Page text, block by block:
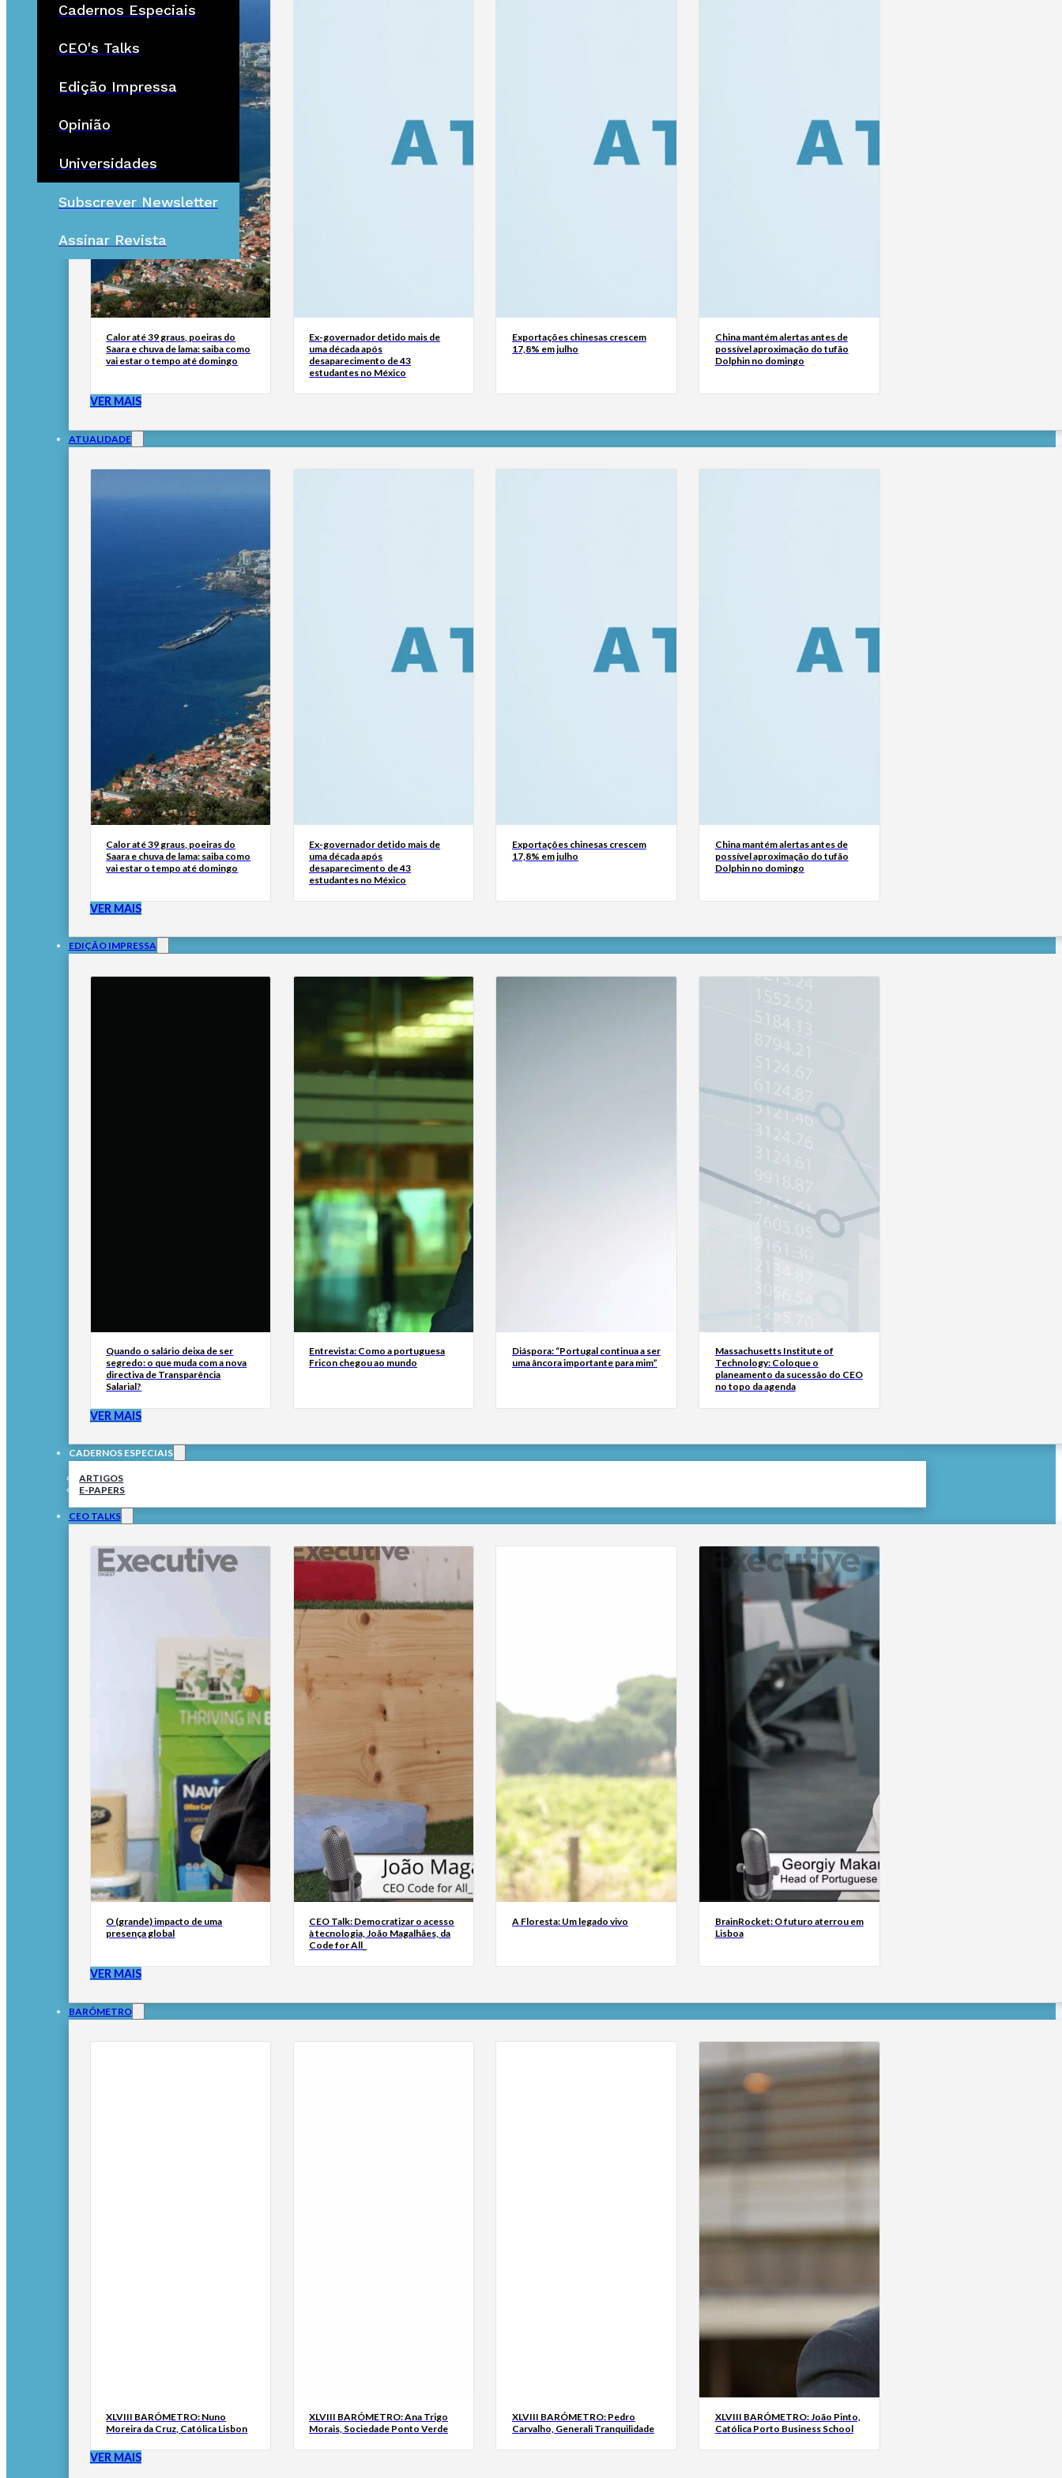
Cadernos Especiais
CEO's Talks
Edição Impressa
Opinião
Universidades
Subscrever Newsletter
Assinar Revista
Calor até 39 graus, poeiras do
Saara e chuva de lama: saiba como
vai estar o tempo até domingo
Ex-governador detido mais de
uma década após
desaparecimento de 43
estudantes no México
Exportações chinesas crescem
17,8% em julho
China mantém alertas antes de
possível aproximação do tufão
Dolphin no domingo
VER MAIS
ATUALIDADE
Calor até 39 graus, poeiras do
Saara e chuva de lama: saiba como
vai estar o tempo até domingo
Ex-governador detido mais de
uma década após
desaparecimento de 43
estudantes no México
Exportações chinesas crescem
17,8% em julho
China mantém alertas antes de
possível aproximação do tufão
Dolphin no domingo
VER MAIS
EDIÇÃO IMPRESSA
Quando o salário deixa de ser
segredo: o que muda com a nova
directiva de Transparência
Salarial?
Entrevista: Como a portuguesa
Fricon chegou ao mundo
Diáspora: “Portugal continua a ser
uma âncora importante para mim”
Massachusetts Institute of
Technology: Coloque o
planeamento da sucessão do CEO
no topo da agenda
VER MAIS
CADERNOS ESPECIAIS
ARTIGOS
E-PAPERS
CEO TALKS
O (grande) impacto de uma
presença global
CEO Talk: Democratizar o acesso
à tecnologia, João Magalhães, da
Code for All_
A Floresta: Um legado vivo
BrainRocket: O futuro aterrou em
Lisboa
VER MAIS
BARÓMETRO
XLVIII BARÓMETRO: Nuno
Moreira da Cruz, Católica Lisbon
XLVIII BARÓMETRO: Ana Trigo
Morais, Sociedade Ponto Verde
XLVIII BARÓMETRO: Pedro
Carvalho, Generali Tranquilidade
XLVIII BARÓMETRO: João Pinto,
Católica Porto Business School
VER MAIS